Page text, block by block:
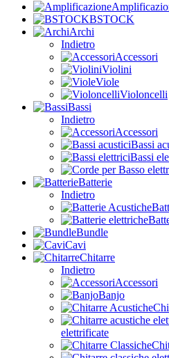
BSTOCK
Archi
Indietro
Accessori
Violini
Viole
Violoncelli
Bassi
Indietro
Accessori
Bassi
Bassi
Batterie
Indietro
Bundle
Cavi
Chitarre
Indietro
Accessori
Banjo
elettrificate